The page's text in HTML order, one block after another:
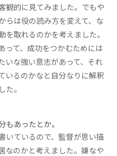
観的に見てみました。でもや
らは役の読み方を変えて、な
取れるのかを考えました。
って、成功をつかむためには
いな強い意志があって、それ
いるのかなと自分なりに解釈
た。
もあったとか。
いているので、監督が思い描
なのかと考えました。嫌なや